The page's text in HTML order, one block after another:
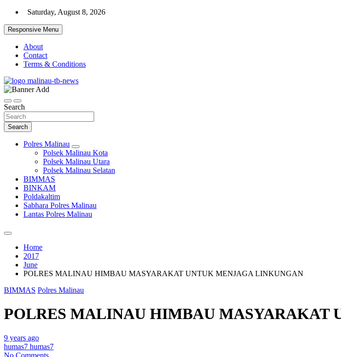
Skip
content
Saturday, August 8, 2026
Responsive Menu
About
Contact
Terms & Conditions
Pelangiresmalinau.com
Search
Search
Polres Malinau
Polsek Malinau Kota
Polsek Malinau Utara
Polsek Malinau Selatan
BIMMAS
BINKAM
Poldakaltim
Sabhara Polres Malinau
Lantas Polres Malinau
Home
2017
June
POLRES MALINAU HIMBAU MASYARAKAT UNTUK MENJAGA LINKUNGAN
BIMMAS Polres Malinau
POLRES MALINAU HIMBAU MASYARAKAT
9 years ago
humas7 humas7
No Comments